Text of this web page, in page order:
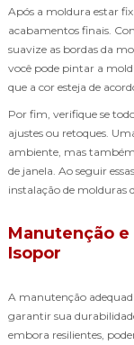
Após a moldura estar
acabamentos finais.
suavize as bordas da
você pode pintar a
que a cor esteja de
Por fim, verifique se
ajustes ou retoques.
ambiente, mas
de janela. Ao seguir
instalação de molduras
Manutenção
Isopor
A manutenção
garantir sua
embora resilientes,